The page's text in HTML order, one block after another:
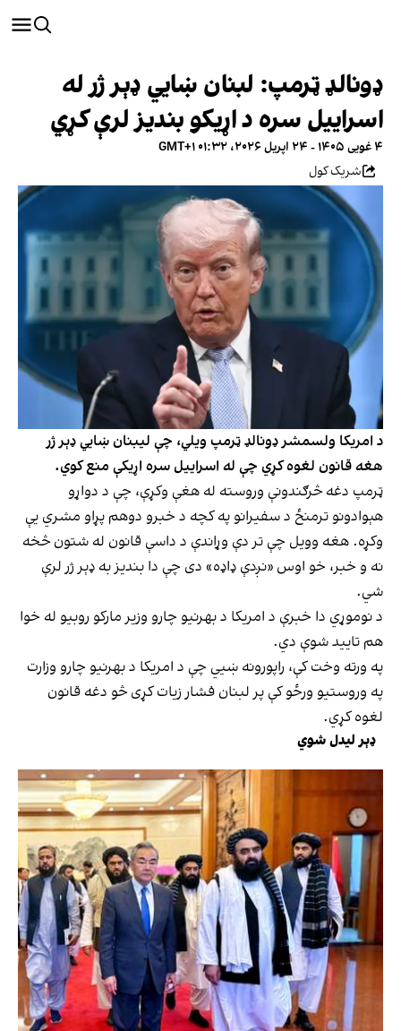
ډونالډ ټرمپ: لبنان ښايي ډېر ژر له
اسراییل سره د اړیکو بندیز لرې کړي
۴ غویی ۱۴۰۵ - ۲۴ اپریل ۲۰۲۶، ۰۱:۳۲ GMT+۱
شریک کول
د امریکا ولسمشر ډونالډ ټرمپ ویلي، چې لیبنان ښايي ډېر ژر
هغه قانون لغوه کړي چې له اسراییل سره اړیکې منع کوي.
ټرمپ دغه څرګندونې وروسته له هغې وکړې، چې د دواړو
هېوادونو ترمنځ د سفیرانو په کچه د خبرو دوهم پړاو مشري یې
وکړه. هغه وویل چې تر دې وړاندې د داسې قانون له شتون څخه
نه و خبر، خو اوس «نږدې ډاډه» دی چې دا بندیز به ډېر ژر لرې
شي.
د نوموړي دا خبرې د امریکا د بهرنیو چارو وزیر مارکو روبیو له خوا
هم تایید شوې دي.
په ورته وخت کې، راپورونه ښيي چې د امریکا د بهرنیو چارو وزارت
په وروستیو ورځو کې پر لبنان فشار زیات کړی څو دغه قانون
لغوه کړي.
ډېر لیدل شوي